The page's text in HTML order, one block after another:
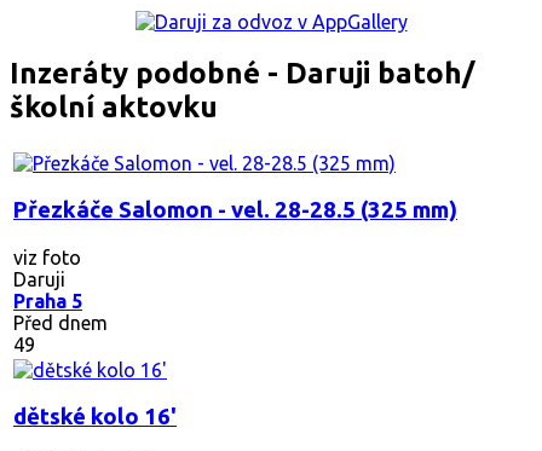
Inzeráty podobné - Daruji batoh/
školní aktovku
Přezkáče Salomon - vel. 28-28.5 (325 mm)
viz foto
Daruji
Praha 5
Před dnem
49
dětské kolo 16'